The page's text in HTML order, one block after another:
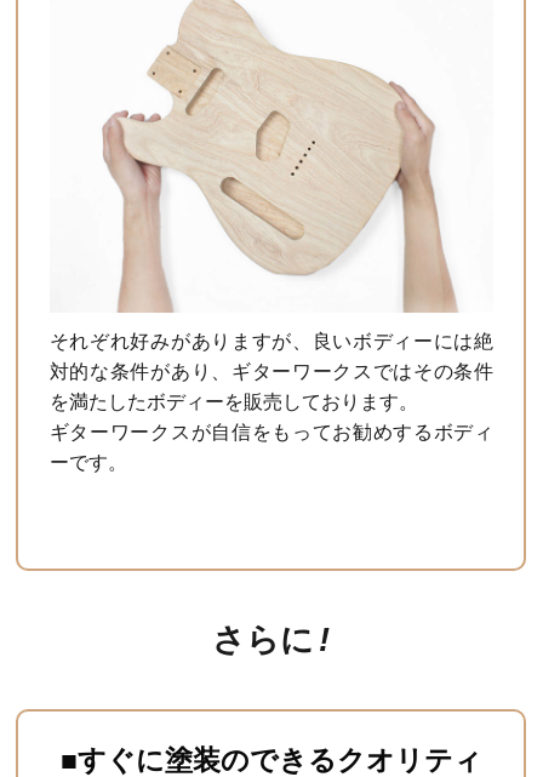
それぞれ好みがありますが、良いボディーには絶
対的な条件があり、ギターワークスではその条件
を満たしたボディーを販売しております。
ギターワークスが自信をもってお勧めするボディ
ーです。
さらに !
■すぐに塗装のできるクオリティ